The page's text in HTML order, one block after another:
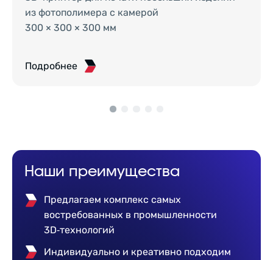
из фотополимера с камерой
300 × 300 × 300 мм
Подробнее
Наши преимущества
Предлагаем комплекс самых
востребованных в промышленности
3D‑технологий
Индивидуально и креативно подходим